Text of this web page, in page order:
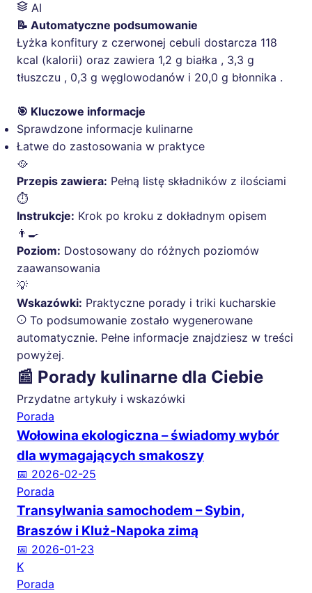
AI
📝 Automatyczne podsumowanie
Łyżka konfitury z czerwonej cebuli dostarcza 118
kcal (kalorii) oraz zawiera 1,2 g białka , 3,3 g
tłuszczu , 0,3 g węglowodanów i 20,0 g błonnika .
🎯 Kluczowe informacje
Sprawdzone informacje kulinarne
Łatwe do zastosowania w praktyce
🥘
Przepis zawiera: Pełną listę składników z ilościami
⏱️
Instrukcje: Krok po kroku z dokładnym opisem
👨‍🍳
Poziom: Dostosowany do różnych poziomów
zaawansowania
💡
Wskazówki: Praktyczne porady i triki kucharskie
To podsumowanie zostało wygenerowane
automatycznie. Pełne informacje znajdziesz w treści
powyżej.
📰 Porady kulinarne dla Ciebie
Przydatne artykuły i wskazówki
Porada
Wołowina ekologiczna – świadomy wybór
dla wymagających smakoszy
📅 2026-02-25
Porada
Transylwania samochodem – Sybin,
Braszów i Kluż-Napoka zimą
📅 2026-01-23
K
Porada